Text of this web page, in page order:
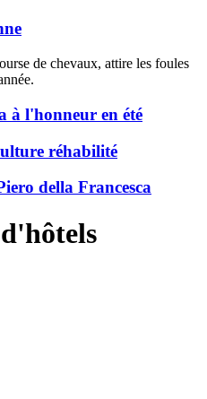
de chevaux, attire les foules
à l'honneur en été
réhabilité
della Francesca